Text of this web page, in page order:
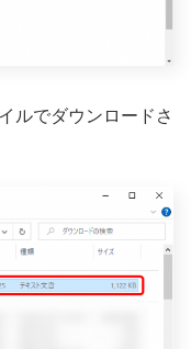
ルでダウンロードさ